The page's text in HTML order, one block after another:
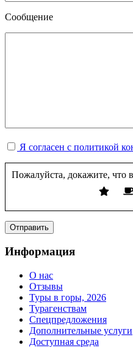
Сообщение
Я согласен с политикой
Пожалуйста, докажите, что
Информация
О нас
Отзывы
Туры в горы, 2026
Турагенствам
Спецпредложения
Дополнительные услуги
Доступная среда